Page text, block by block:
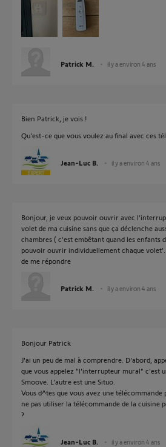
Patrick M. il y a environ 4 ans
Bien Patrick, je vois !
Qu'est-ce que vous voulez au final avec ces
Jean-Luc B. il y a environ 4 ans
Bonjour, je veux pouvoir ouvrir avec
volet de ma cuisine sans que ça déclenche
chambres ( c’est embêtant quand les enfants
pouvoir ouvrir individuellement chaque
de me répondre
Patrick M. il y a environ 4 ans
Bonjour Patrick
J'ai un peu de mal à comprendre. D'abord,
que vous appelez "l'interrupteur mural" c'est
Smoove. L'autre est une Situo.
Vous d^tes que vous avez une
ne pas utiliser la télécommande de la cuisine
?
Jean-Luc B. il y a environ 4 ans